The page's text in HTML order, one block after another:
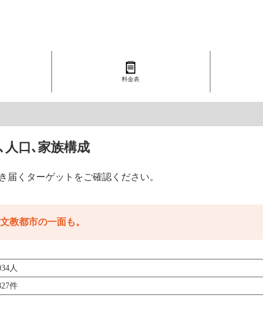
料金表
人口､家族構成
くターゲットをご確認ください。
教都市の一面も。
人
件